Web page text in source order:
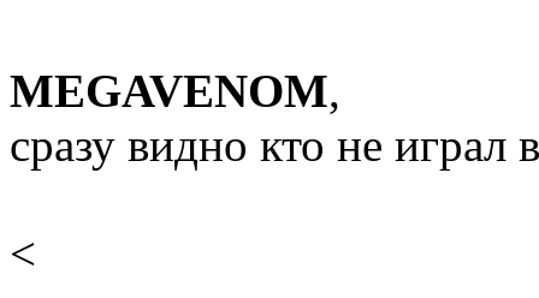
MEGAVENOM,
сразу видно кто не играл
<